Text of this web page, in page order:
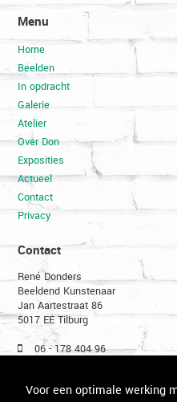
Voor een optimale werking
Menu
Home
Beelden
In opdracht
Galerie
Atelier
Over Don
Exposities
Actueel
Contact
Privacy
Contact
René Donders
Beeldend Kunstenaar
Jan Aartestraat 86
5017 EE Tilburg
06 - 178 404 96